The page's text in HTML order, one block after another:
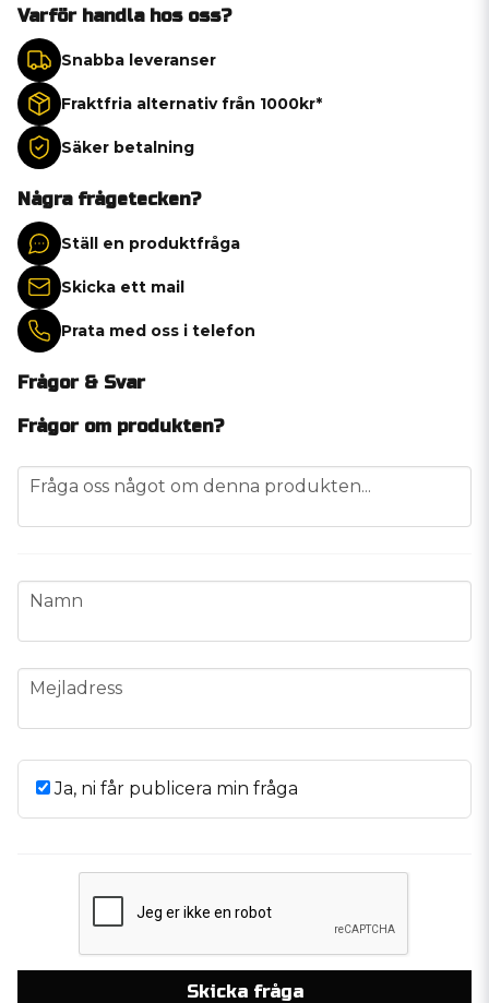
Varför handla hos oss?
Snabba leveranser
Fraktfria alternativ från 1000kr*
Säker betalning
Några frågetecken?
Ställ en produktfråga
Skicka ett mail
Prata med oss i telefon
Frågor & Svar
Frågor om produkten?
question
Fråga oss något om denna produkten...
name
Namn
email
Mejladress
Ja, ni får publicera min fråga
Skicka fråga